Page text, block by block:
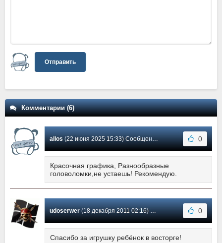
Отправить
Комментарии (6)
allos(22 июня 2025 15:33) Сообщение #6 0
Красочная графика, Разнообразные
головоломки,не устаешь! Рекомендую.
udoserwer(18 декабря 2011 02:16) Сообщение #5 0
Спасибо за игрушку ребёнок в восторге!